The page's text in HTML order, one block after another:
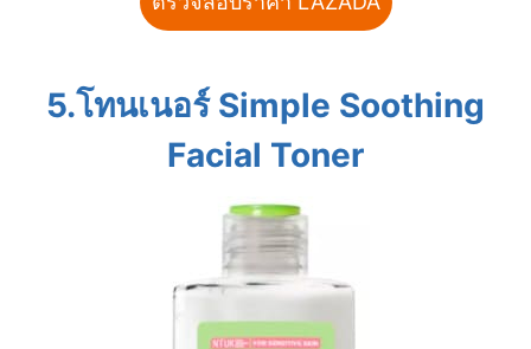
5.โทนเนอร์Simple Soothing
Facial Toner